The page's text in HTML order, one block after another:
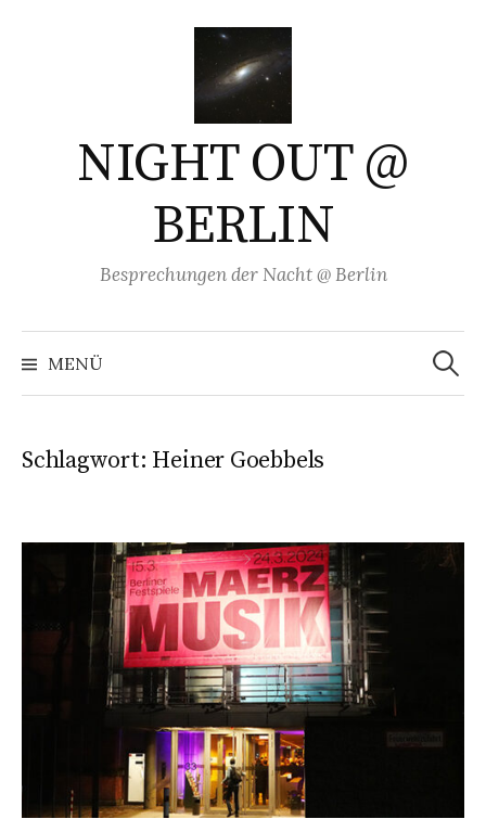
NIGHT OUT @
BERLIN
Besprechungen der Nacht @ Berlin
MENÜ
Suchen
nach:
Schlagwort: Heiner Goebbels